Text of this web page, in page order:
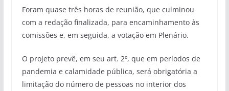
Foram quase três horas de reunião, que culminou
com a redação finalizada, para encaminhamento às
comissões e, em seguida, a votação em Plenário.
O projeto prevê, em seu art. 2º, que em períodos de
pandemia e calamidade pública, será obrigatória a
limitação do número de pessoas no interior dos